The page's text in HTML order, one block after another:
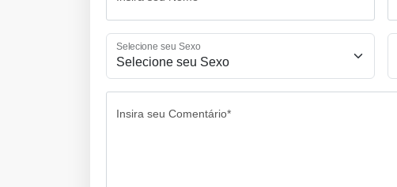
Selecione seu Sexo
Insira seu Comentário*